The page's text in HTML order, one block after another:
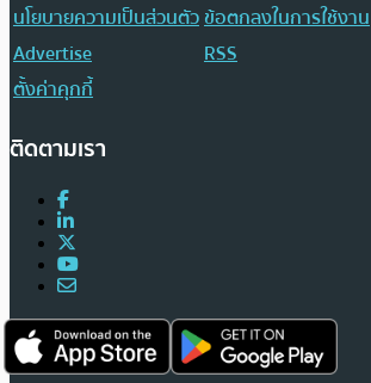
นโยบายความเป็นส่วนตัวข้อตกลงในการใช้งาน
Advertise
RSS
ตั้งค่าคุกกี้
ติดตามเรา